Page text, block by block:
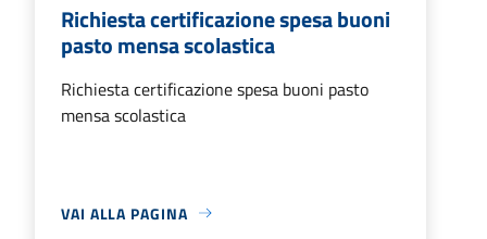
Richiesta certificazione spesa buoni
pasto mensa scolastica
Richiesta certificazione spesa buoni pasto
mensa scolastica
VAI ALLA PAGINA